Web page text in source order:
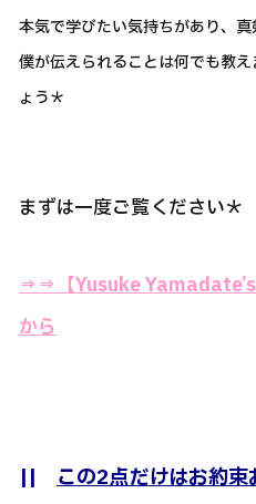
本気で学びたい気持ちがあり、
僕が伝えられることは何でも教
ょう＊
まずは一度ご覧ください＊
⇒⇒【Yusuke
から
|| この2点だけはお約